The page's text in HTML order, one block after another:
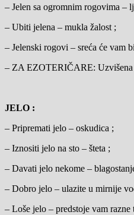
– Jelen sa ogromnim rogovima –
– Ubiti jelena – mukla žalost ;
– Jelenski rogovi – sreća će vam
– ZA EZOTERIČARE: Uzvišena
JELO :
– Pripremati jelo – oskudica ;
– Iznositi jelo na sto – šteta ;
– Davati jelo nekome –
– Dobro jelo – ulazite u mirnije
– Loše jelo – predstoje vam razne